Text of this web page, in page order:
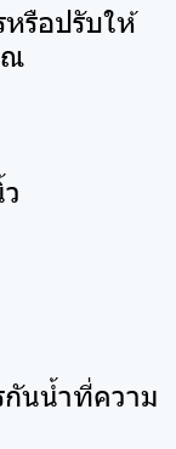
รือปรับให้
ณ
กันน้ำที่ความ